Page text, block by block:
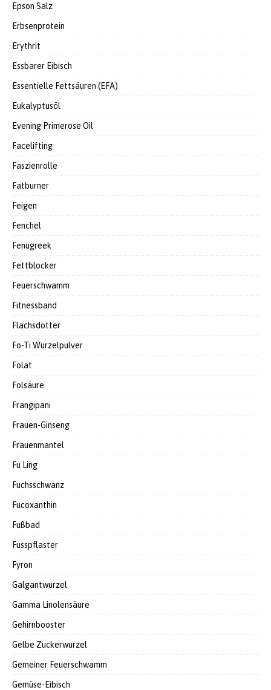
Epson Salz
Erbsenprotein
Erythrit
Essbarer Eibisch
Essentielle Fettsäuren (EFA)
Eukalyptusöl
Evening Primerose Oil
Facelifting
Faszienrolle
Fatburner
Feigen
Fenchel
Fenugreek
Fettblocker
Feuerschwamm
Fitnessband
Flachsdotter
Fo-Ti Wurzelpulver
Folat
Folsäure
Frangipani
Frauen-Ginseng
Frauenmantel
Fu Ling
Fuchsschwanz
Fucoxanthin
Fußbad
Fusspflaster
Fyron
Galgantwurzel
Gamma Linolensäure
Gehirnbooster
Gelbe Zuckerwurzel
Gemeiner Feuerschwamm
Gemüse-Eibisch